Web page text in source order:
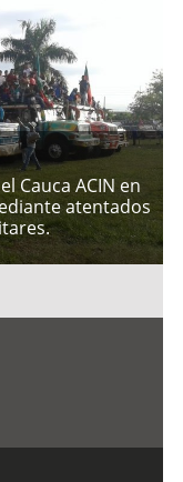
Cauca ACIN en
atentados